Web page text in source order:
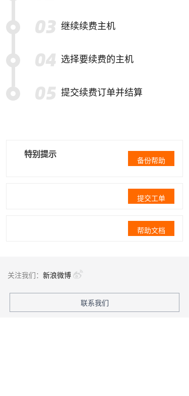
继续续费主机
选择要续费的主机
提交续费订单并结算
特别提示
备份帮助
提交工单
帮助文档